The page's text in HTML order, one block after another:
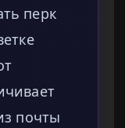
перк
почты